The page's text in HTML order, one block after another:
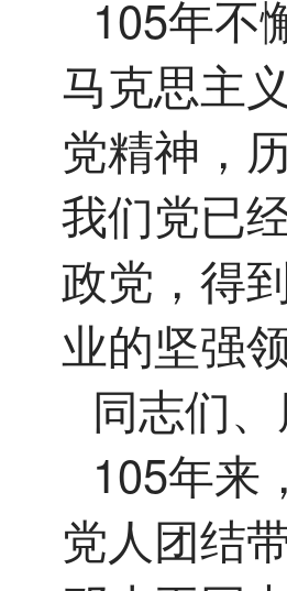
105年不
马克思主
党精神，
我们党已
政党，得
业的坚强
同志们、
105年来
党人团结